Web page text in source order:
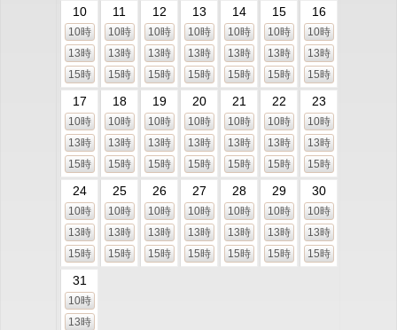
10
10時
13時
15時
11
10時
13時
15時
12
10時
13時
15時
13
10時
13時
15時
14
10時
13時
15時
15
10時
13時
15時
16
10時
13時
15時
17
10時
13時
15時
18
10時
13時
15時
19
10時
13時
15時
20
10時
13時
15時
21
10時
13時
15時
22
10時
13時
15時
23
10時
13時
15時
24
10時
13時
15時
25
10時
13時
15時
26
10時
13時
15時
27
10時
13時
15時
28
10時
13時
15時
29
10時
13時
15時
30
10時
13時
15時
31
10時
13時